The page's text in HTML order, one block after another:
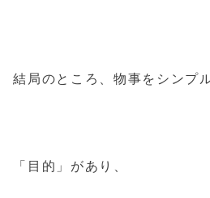
結局のところ、物事をシンプ
「目的」があり、